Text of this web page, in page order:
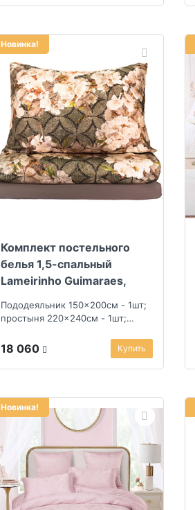
Новинка!
Комплект постельного
белья 1,5-спальный
Lameirinho Guimaraes,
Пододеяльник 150x200см - 1шт;
простыня 220x240см - 1шт;
18 060 Купить
Новинка!